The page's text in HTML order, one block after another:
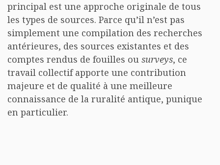
principal est une approche originale de tous
les types de sources. Parce qu’il n’est pas
simplement une compilation des recherches
antérieures, des sources existantes et des
comptes rendus de fouilles ou surveys, ce
travail collectif apporte une contribution
majeure et de qualité à une meilleure
connaissance de la ruralité antique, punique
en particulier.